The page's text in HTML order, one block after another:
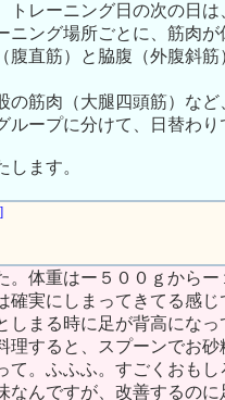
トレーニング日の次の日
ニング場所ごとに、筋肉
腹直筋）と脇腹（外腹斜
の筋肉（大腿四頭筋）な
ループに分けて、日替わ
ます。
。体重はー５００ｇから
確実にしまってきてる感
しまる時に足が背高にな
理すると、スプーンでお
て。ふふふ。すごくおもし
なんですが、改善するの